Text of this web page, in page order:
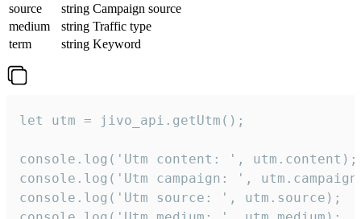
source
string Campaign source
medium
string Traffic type
term
string Keyword
let utm = jivo_api.getUtm();
console.log('Utm content: ', utm.content);
console.log('Utm campaign: ',
console.log('Utm source: ', utm.source);